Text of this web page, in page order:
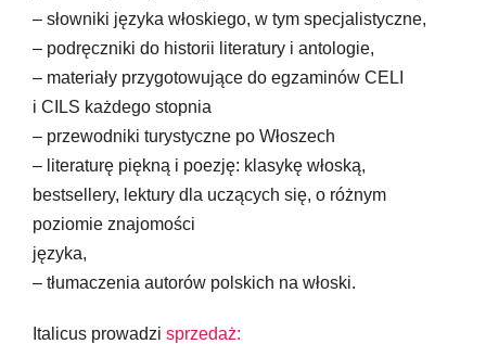
– słowniki języka włoskiego, w tym specjalistyczne,
– podręczniki do historii literatury i antologie,
– materiały przygotowujące do egzaminów CELI
i CILS każdego stopnia
– przewodniki turystyczne po Włoszech
– literaturę piękną i poezję: klasykę włoską,
bestsellery, lektury dla uczących się, o różnym
poziomie znajomości
języka,
– tłumaczenia autorów polskich na włoski.
Italicus prowadzi sprzedaż: